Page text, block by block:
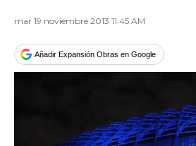
mar 19 noviembre 2013 11:45 AM
Añadir Expansión Obras en Google